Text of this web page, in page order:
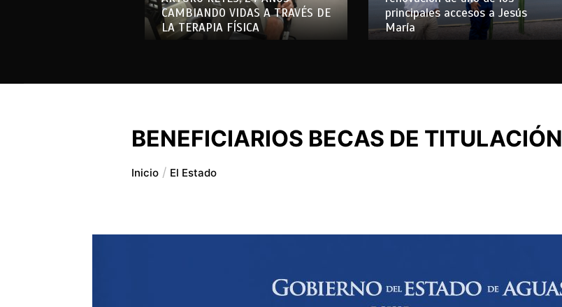
CAMBIANDO VIDAS A TRAVÉS DE
LA TERAPIA FÍSICA
principales accesos a Jesús
María
BENEFICIARIOS BECAS DE TITULACIÓN
Inicio El Estado